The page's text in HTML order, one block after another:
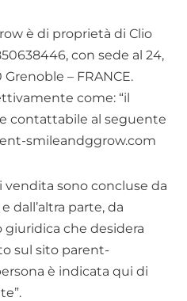
è di proprietà di Clio
con sede al 24,
– FRANCE.
come: “il
contattabile al seguente
smileandggrow.com
sono concluse da
dall’altra parte, da
giuridica che desidera
sul sito parent-
è indicata qui di